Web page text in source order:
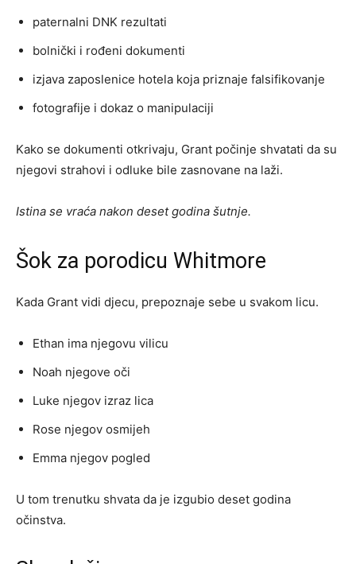
paternalni DNK rezultati
bolnički i rođeni dokumenti
izjava zaposlenice hotela koja priznaje falsifikovanje
fotografije i dokaz o manipulaciji
Kako se dokumenti otkrivaju, Grant počinje shvatati da su
njegovi strahovi i odluke bile zasnovane na laži.
Istina se vraća nakon deset godina šutnje.
Šok za porodicu Whitmore
Kada Grant vidi djecu, prepoznaje sebe u svakom licu.
Ethan ima njegovu vilicu
Noah njegove oči
Luke njegov izraz lica
Rose njegov osmijeh
Emma njegov pogled
U tom trenutku shvata da je izgubio deset godina
očinstva.